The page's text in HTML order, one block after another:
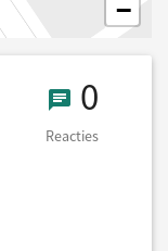
−
0 0
Reacties